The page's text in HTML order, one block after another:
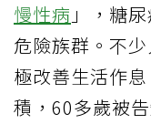
慢性病 」，糖
危險族群。不
極改善生活作
積，60多歲被